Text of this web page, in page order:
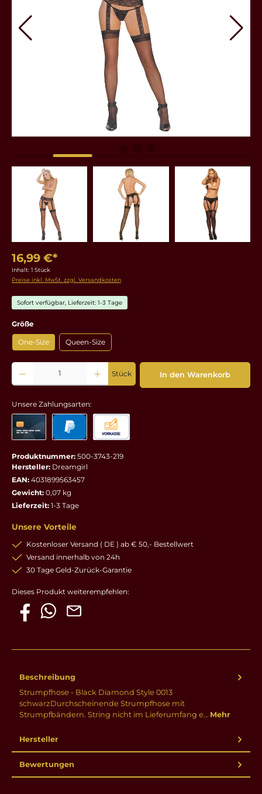
16,99 €*
Inhalt: 1 Stück
Preise inkl. MwSt. zzgl. Versandkosten
Sofort verfügbar, Lieferzeit: 1-3 Tage
Größeauswählen
One-Size Queen-Size
Produkt Anzahl: Gib den gewünschten Wert ein oder benutze die Schaltflächen um
Stück In den Warenkorb
Unsere Zahlungsarten:
Produktnummer: 500-3743-219
Hersteller: Dreamgirl
EAN: 4031899563457
Gewicht: 0,07 kg
Lieferzeit: 1-3 Tage
Unsere Vorteile
Kostenloser Versand ( DE ) ab € 50,- Bestellwert
Versand innerhalb von 24h
30 Tage Geld-Zurück-Garantie
Dieses Produkt weiterempfehlen:
Beschreibung
Strumpfhose - Black Diamond Style 0013
schwarzDurchscheinende Strumpfhose mit
Strumpfbändern. String nicht im Lieferumfang e… Mehr
Hersteller
Bewertungen